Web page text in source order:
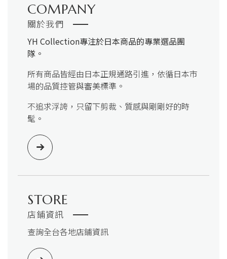
COMPANY
關於我們
YH Collection專注於日本商品的專業選品團
隊。
所有商品皆經由日本正規通路引進，依循日本市
場的品質控管與審美標準。
不追求浮誇，只留下剪裁、質感與剛剛好的時
髦。
STORE
店鋪資訊
查詢全台各地店鋪資訊